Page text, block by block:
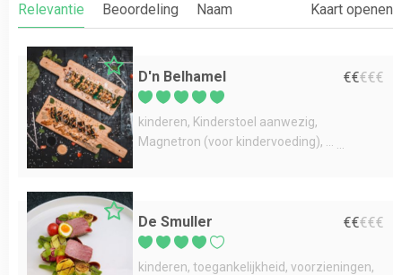
Relevantie
Beoordeling Naam Kaart openen
D'n Belhamel €€€€€
kinderen Kinderstoel aanwezig
Magnetron (voor kindervoeding)
De Smuller €€€€€
kinderen toegankelijkheid voorzieningen